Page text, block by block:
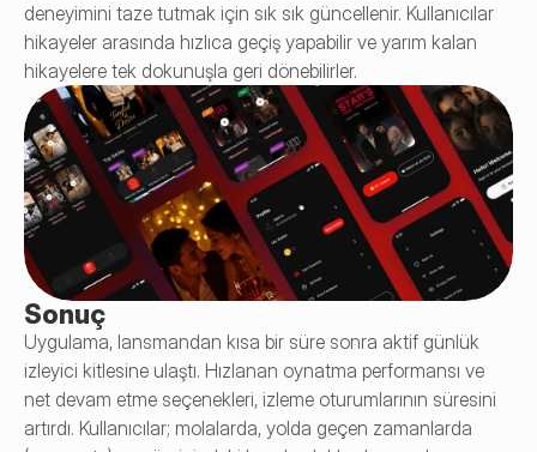
deneyimini taze tutmak için sık sık güncellenir. Kullanıcılar
hikayeler arasında hızlıca geçiş yapabilir ve yarım kalan
hikayelere tek dokunuşla geri dönebilirler.
Sonuç
Uygulama, lansmandan kısa bir süre sonra aktif günlük
izleyici kitlesine ulaştı. Hızlanan oynatma performansı ve
net devam etme seçenekleri, izleme oturumlarının süresini
artırdı. Kullanıcılar; molalarda, yolda geçen zamanlarda